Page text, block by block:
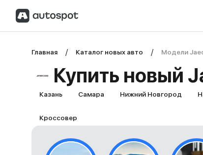
Главная Каталог новых авто Модели
Купить новый
Казань Самара Нижний Новгород
Кроссовер